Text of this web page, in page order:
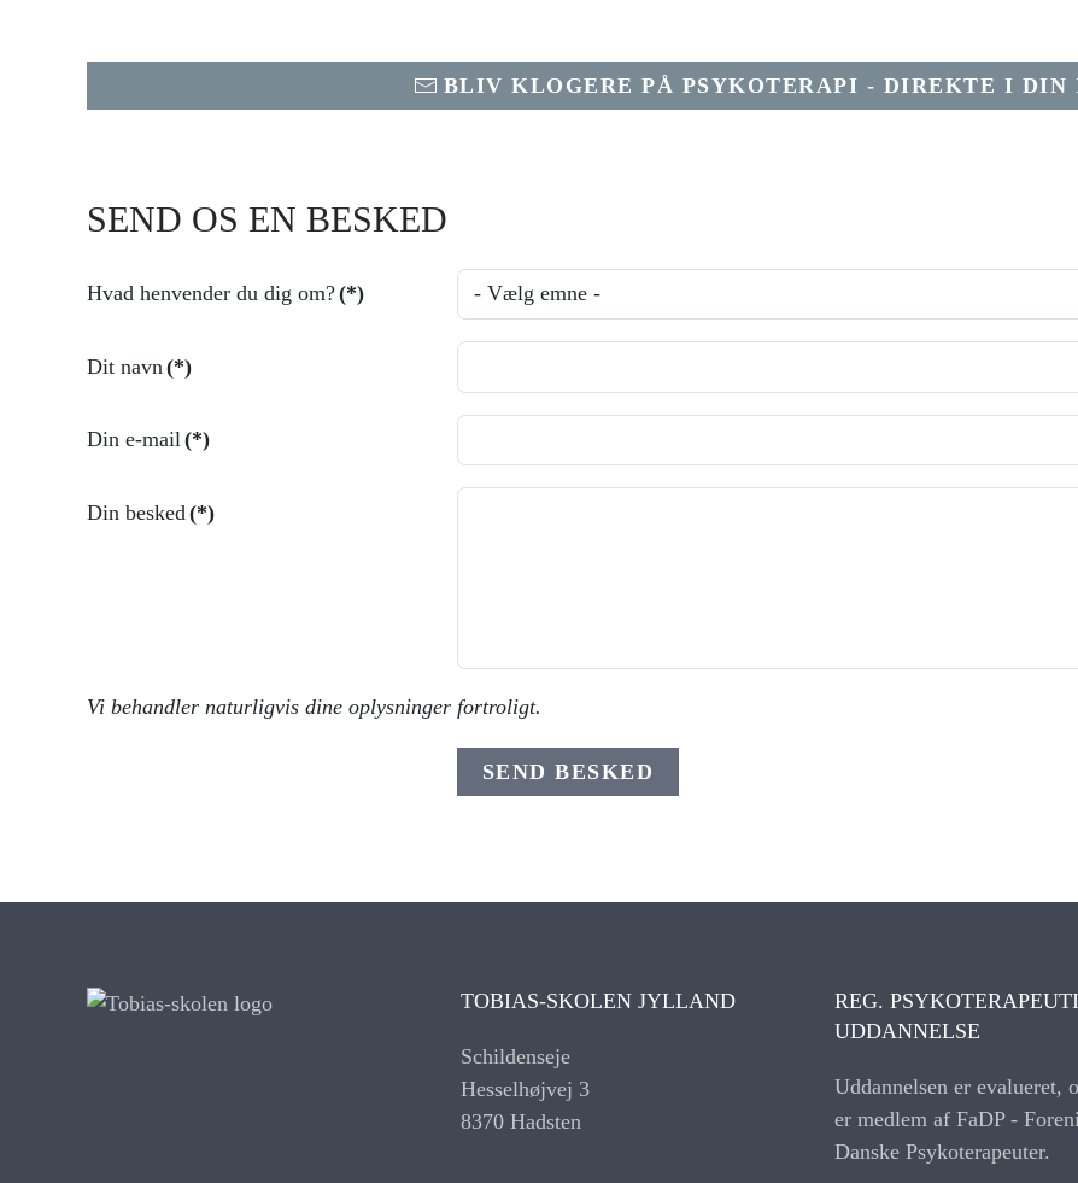
BLIV KLOGERE PÅ PSYKOTERAPI - DIREKTE I DIN
SEND OS EN BESKED
Hvad henvender du dig om?(*)
Dit navn (*)
Din e-mail(*)
Din besked (*)
Vi behandler naturligvis dine oplysninger fortroligt.
SEND BESKED
TOBIAS-SKOLEN JYLLAND
Schildenseje
Hesselhøjvej 3
8370 Hadsten
REG.
UDDANNELSE
Uddannelsen er evalueret,
er medlem af FaDP -
Danske Psykoterapeuter.